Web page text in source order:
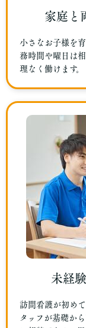
家庭と
小さなお子様を
務時間や曜日は
理なく働けます。
未経
訪問看護が初め
タッフが基礎か